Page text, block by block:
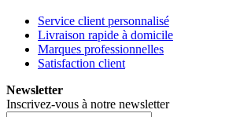
Service client personnalisé
Livraison rapide à domicile
Marques professionnelles
Satisfaction client
Newsletter
Inscrivez-vous à notre newsletter